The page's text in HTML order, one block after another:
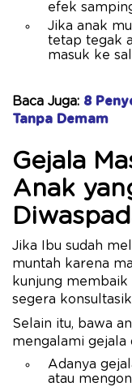
efek
Jika anak
tetap tegak
masuk ke
Baca Juga: 8
Tanpa Demam
Gejala
Anak
Jika Ibu sudah
muntah karena
kunjung
segera
Selain itu, bawa
mengalami gejala
Adanya
atau